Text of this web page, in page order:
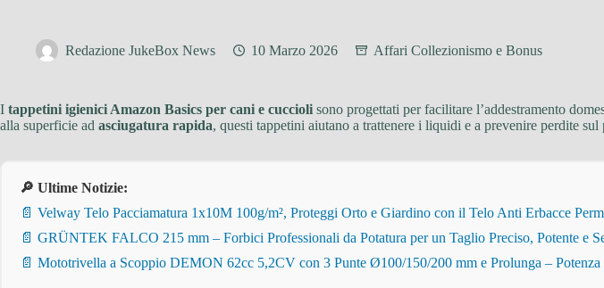
Redazione JukeBox News 10 Marzo 2026 Affari Collezionismo e Bonus
I tappetini igienici Amazon Basics per cani e cuccioli sono progettati per facilitare l’addestramento
alla superficie ad asciugatura rapida, questi tappetini aiutano a trattenere i liquidi e a prevenire perdite sul
🔎 Ultime Notizie:
📄 Velway Telo Pacciamatura 1x10M 100g/m², Proteggi Orto e Giardino con il Telo Anti Erbacce
📄 GRÜNTEK FALCO 215 mm – Forbici Professionali da Potatura per un Taglio Preciso, Potente e
📄 Mototrivella a Scoppio DEMON 62cc 5,2CV con 3 Punte Ø100/150/200 mm e Prolunga –